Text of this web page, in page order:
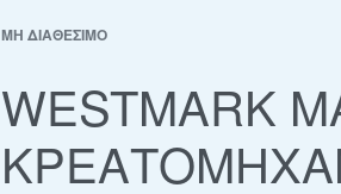
ΜΗ ΔΙΑΘΕΣΙΜΟ
WESTMARK